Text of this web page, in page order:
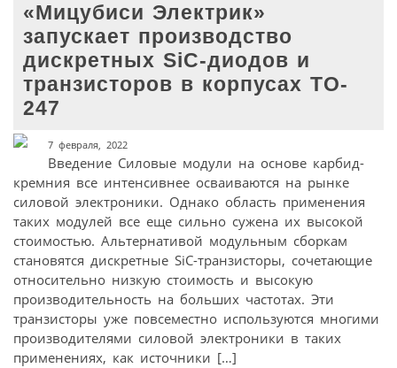
«Мицубиси Электрик»
запускает производство
дискретных SiC-диодов и
транзисторов в корпусах TO-
247
7 февраля, 2022
Введение Силовые модули на основе карбид-
кремния все интенсивнее осваиваются на рынке
силовой электроники. Однако область применения
таких модулей все еще сильно сужена их высокой
стоимостью. Альтернативой модульным сборкам
становятся дискретные SiC-транзисторы, сочетающие
относительно низкую стоимость и высокую
производительность на больших частотах. Эти
транзисторы уже повсеместно используются многими
производителями силовой электроники в таких
применениях, как источники […]